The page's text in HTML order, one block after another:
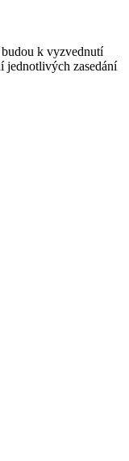
k vyzvednutí
jednotlivých zasedání